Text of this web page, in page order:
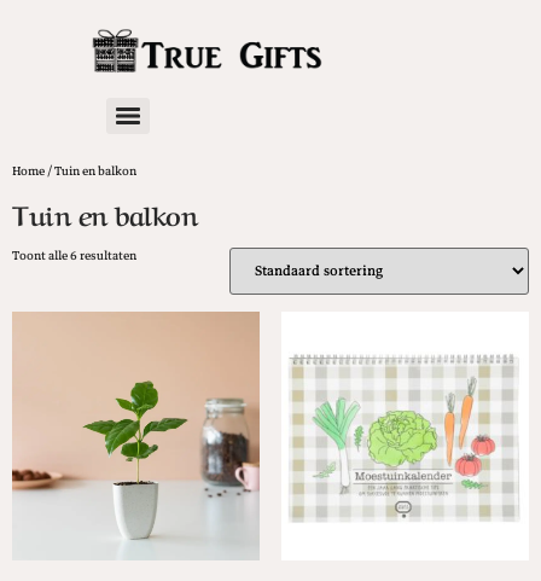
Home/ Tuin en balkon
Tuin en balkon
Toont alle 6 resultaten